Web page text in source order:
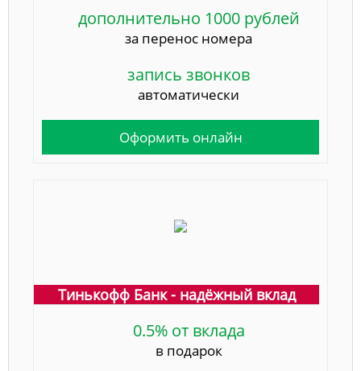
дополнительно 1000 рублей
за перенос номера
запись звонков
автоматически
Оформить онлайн
Тинькофф Банк - надёжный вклад
0.5% от вклада
в подарок